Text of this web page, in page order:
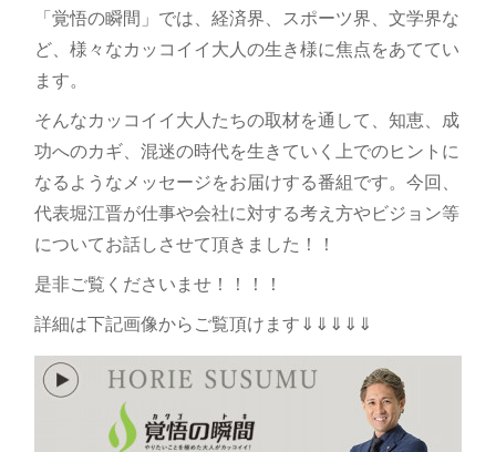
「覚悟の瞬間」では、経済界、スポーツ界、文学界な
ど、様々なカッコイイ大人の生き様に焦点をあててい
ます。
そんなカッコイイ大人たちの取材を通して、知恵、成
功へのカギ、混迷の時代を生きていく上でのヒントに
なるようなメッセージをお届けする番組です。今回、
代表堀江晋が仕事や会社に対する考え方やビジョン等
についてお話しさせて頂きました！！
是非ご覧くださいませ！！！！
詳細は下記画像からご覧頂けます⇓⇓⇓⇓⇓